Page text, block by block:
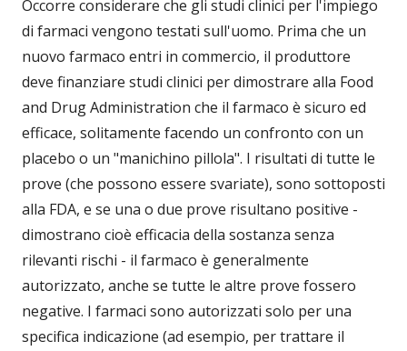
Occorre considerare che gli studi clinici per l'impiego
di farmaci vengono testati sull'uomo. Prima che un
nuovo farmaco entri in commercio, il produttore
deve finanziare studi clinici per dimostrare alla Food
and Drug Administration che il farmaco è sicuro ed
efficace, solitamente facendo un confronto con un
placebo o un "manichino pillola". I risultati di tutte le
prove (che possono essere svariate), sono sottoposti
alla FDA, e se una o due prove risultano positive -
dimostrano cioè efficacia della sostanza senza
rilevanti rischi - il farmaco è generalmente
autorizzato, anche se tutte le altre prove fossero
negative. I farmaci sono autorizzati solo per una
specifica indicazione (ad esempio, per trattare il